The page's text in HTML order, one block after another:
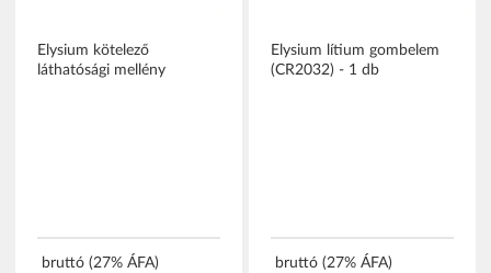
Elysium kötelező
láthatósági mellény
bruttó (27% ÁFA)
Elysium lítium gombelem
(CR2032) - 1 db
bruttó (27% ÁFA)